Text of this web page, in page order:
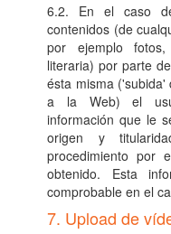
6.2. En el caso
contenidos (de
por ejemplo
literaria) por parte
ésta misma
a la Web) el
información que le
origen y
procedimiento por
obtenido. Esta
comprobable en el
7. Upload de